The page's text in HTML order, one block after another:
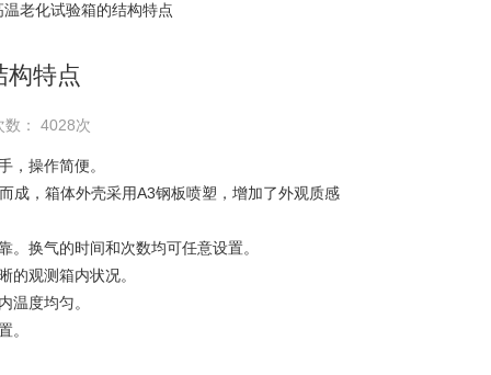
温老化试验箱的结构特点
构特点
： 4028次
，操作简便。
成，箱体外壳采用A3钢板喷塑，增加了外观质感
换气的时间和次数均可任意设置。
的观测箱内状况。
温度均匀。
。